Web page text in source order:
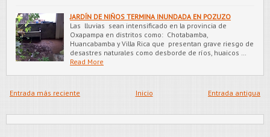
JARDÍN DE NIÑOS TERMINA INUNDADA EN POZUZO
Las lluvias sean intensificado en la provincia de
Oxapampa en distritos como: Chotabamba,
Huancabamba y Villa Rica que presentan grave riesgo de
desastres naturales como desborde de ríos, huaicos …
Read More
Entrada más reciente Entrada antigua
Inicio